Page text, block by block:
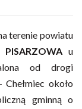
terenie powiatu
PISARZOWA u
od drogi
około
gminną o